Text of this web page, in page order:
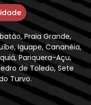
Praia Grande,
Iguape, Cananéia,
Pariquera-Açu,
de Toledo, Sete
Turvo.